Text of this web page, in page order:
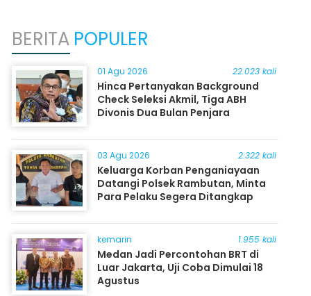
BERITA POPULER
01 Agu 2026 22.023 kali
Hinca Pertanyakan Background
Check Seleksi Akmil, Tiga ABH
Divonis Dua Bulan Penjara
03 Agu 2026 2.322 kali
Keluarga Korban Penganiayaan
Datangi Polsek Rambutan, Minta
Para Pelaku Segera Ditangkap
kemarin 1.955 kali
Medan Jadi Percontohan BRT di
Luar Jakarta, Uji Coba Dimulai 18
Agustus